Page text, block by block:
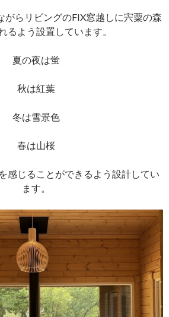
がらリビングのFIX窓越しに宍粟の森
るよう設置しています。
夏の夜は蛍
秋は紅葉
冬は雪景色
春は山桜
感じることができるよう設計してい
ます。